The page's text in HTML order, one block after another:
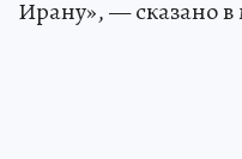
Ирану», — сказано в